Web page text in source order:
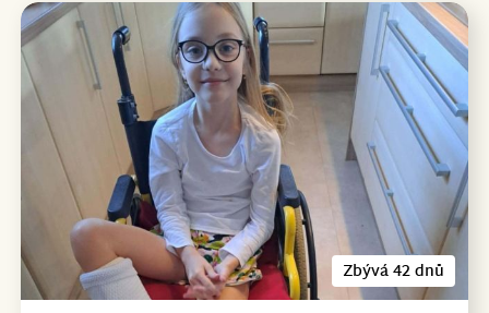
Zbývá 42 dnů